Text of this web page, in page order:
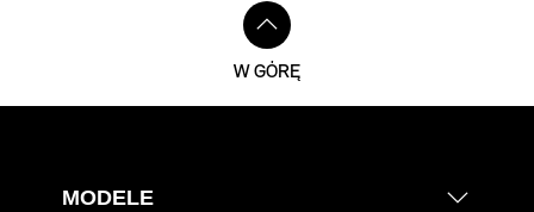
W GÓRĘ
MODELE